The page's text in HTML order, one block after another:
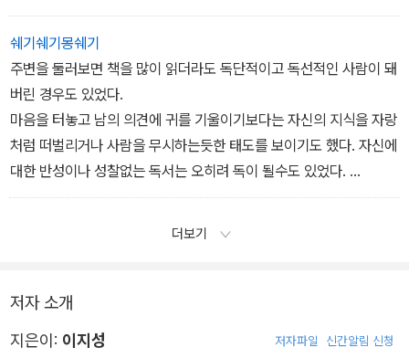
론 공휴일이나 주말에는 하루에 열 권 정도 읽었어요. 완전히 독서에
미친 사람이었죠.”
5. 주말마다 두 권의 책에 대한 리뷰를 쓴다.
던 적이 있었다. 실력이 하늘에서 뚝 떨어지기라도 할 것처럼. 또한 많
은 경험을 하고 긴 시간을 보냈다고 저절로 실력자가 되는 것도 아니
라는 생각이 들었다.
‘같은 경험을 어떻게 겪고, 같은 문제를 어떻게 해결하각을 어떻게 실
현할 것인가.‘
좀 더 치열하게 부딪쳐야 했다. 안주하거나 기다리기만 해서는 원하
는 것을 이룰 수 없다는 생각이 들었다.
쉐기쉐기몽쉐기
주변을 둘러보면 책을 많이 읽더라도 독단적이고 독선적인 사람이 돼
버린 경우도 있었다.
마음을 터놓고 남의 의견에 귀를 기울이기보다는 자신의 지식을 자랑
처럼 떠벌리거나 사람을 무시하는듯한 태도를 보이기도 했다. 자신에
대한 반성이나 성찰없는 독서는 오히려 독이 될수도 있었다.
문제는 ‘어떤 방식으로, 어떤 태도로 책을 읽는가였다.
더보기
저자 소개
지은이: 이지성 저자파일 신간알림 신청